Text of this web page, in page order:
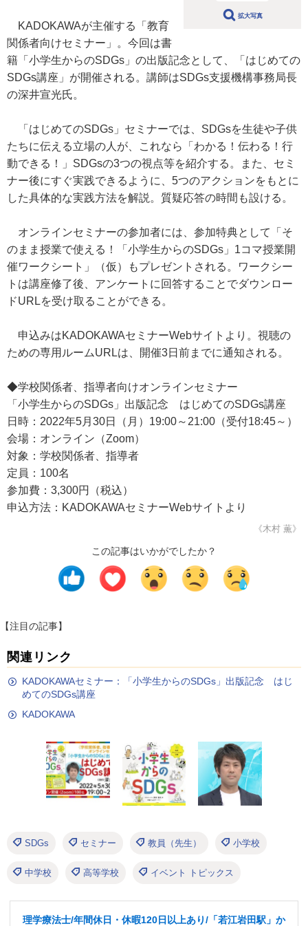
拡大写真
KADOKAWAが主催する「教育
関係者向けセミナー」。今回は書
籍「小学生からのSDGs」の出版記念として、「はじめての
SDGs講座」が開催される。講師はSDGs支援機構事務局長
の深井宣光氏。
「はじめてのSDGs」セミナーでは、SDGsを生徒や子供
たちに伝える立場の人が、これなら「わかる！伝わる！行
動できる！」SDGsの3つの視点等を紹介する。また、セミ
ナー後にすぐ実践できるように、5つのアクションをもとに
した具体的な実践方法を解説。質疑応答の時間も設ける。
オンラインセミナーの参加者には、参加特典として「そ
のまま授業で使える！「小学生からのSDGs」1コマ授業開
催ワークシート」（仮）もプレゼントされる。ワークシー
トは講座修了後、アンケートに回答することでダウンロー
ドURLを受け取ることができる。
申込みはKADOKAWAセミナーWebサイトより。視聴の
ための専用ルームURLは、開催3日前までに通知される。
◆学校関係者、指導者向けオンラインセミナー
「小学生からのSDGs」出版記念 はじめてのSDGs講座
日時：2022年5月30日（月）19:00～21:00（受付18:45～）
会場：オンライン（Zoom）
対象：学校関係者、指導者
定員：100名
参加費：3,300円（税込）
申込方法：KADOKAWAセミナーWebサイトより
《木村 薫》
この記事はいかがでしたか？
【注目の記事】
関連リンク
KADOKAWAセミナー：「小学生からのSDGs」出版記念 はじ
めてのSDGs講座
KADOKAWA
SDGs セミナー 教員（先生） 小学校
中学校 高等学校 イベント トピックス
理学療法士/年間休日・休暇120日以上あり/「若江岩田駅」か